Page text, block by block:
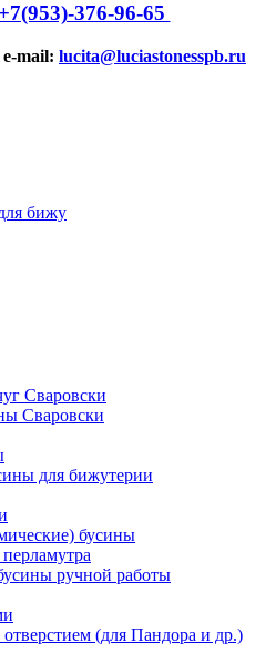
+7(953)-376-96-65
e-mail: lucita@luciastonesspb.ru
Сваровски
Сваровски
для бижутерии
бусины
ручной работы
(для Пандора и др.)